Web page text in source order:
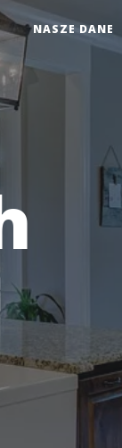
NASZE DANE